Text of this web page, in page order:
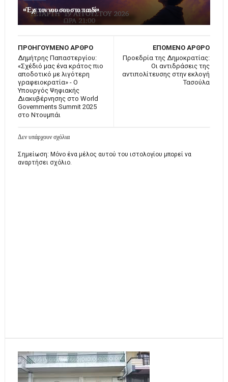
«Έχε τον νου σου στο παιδί»
ΕΠΟΜΕΝΟ ΑΡΘΡΟ
Προεδρία της Δημοκρατίας:
Οι αντιδράσεις της
αντιπολίτευσης στην εκλογή
Τασούλα
ΠΡΟΗΓΟΥΜΕΝΟ ΑΡΘΡΟ
Δημήτρης Παπαστεργίου:
«Σχέδιό μας ένα κράτος πιο
αποδοτικό με λιγότερη
γραφειοκρατία» - Ο
Υπουργός Ψηφιακής
Διακυβέρνησης στο World
Governments Summit 2025
στο Ντουμπάι
Δεν υπάρχουν σχόλια
Σημείωση: Μόνο ένα μέλος αυτού του ιστολογίου μπορεί να
αναρτήσει σχόλιο.